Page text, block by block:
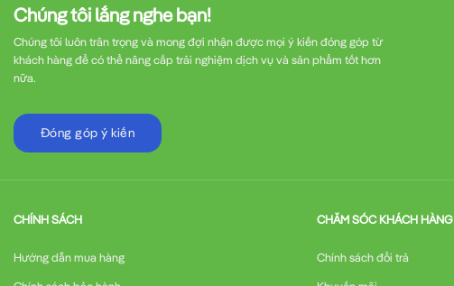
Chúng tôi lắng nghe bạn!
Chúng tôi luôn trân trọng và mong đợi nhận được mọi ý kiến đóng góp từ
khách hàng để có thể nâng cấp trải nghiệm dịch vụ và sản phẩm tốt hơn
nữa.
Đóng góp ý kiến
CHÍNH SÁCH
Hướng dẫn mua hàng
CHĂM SÓC KHÁCH HÀNG
Chính sách đổi trả